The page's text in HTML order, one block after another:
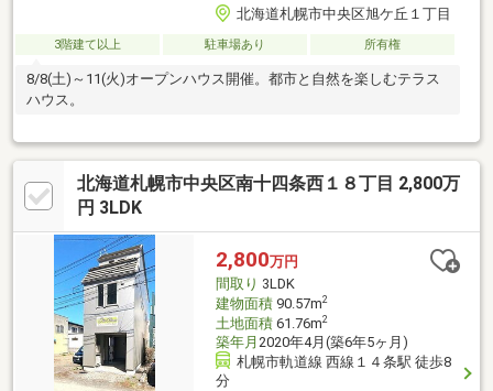
北海道札幌市中央区旭ケ丘１丁目
3階建て以上 駐車場あり 所有権
8/8(土)～11(火)オープンハウス開催。都市と自然を楽しむテラス
ハウス。
北海道札幌市中央区南十四条西１８丁目 2,800万
円 3LDK
2,800万円
間取り 3LDK
建物面積90.57m2
土地面積61.76m2
築年月 2020年4月(築6年5ヶ月)
札幌市軌道線 西線１４条駅 徒歩8
分